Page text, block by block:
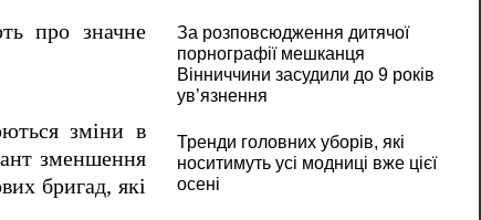
про значне
зміни в
зменшення
бригад, які
За розповсюдження дитячої
порнографії мешканця
Вінниччини засудили до 9 років
ув’язнення
Тренди головних уборів, які
носитимуть усі модниці вже цієї
осені